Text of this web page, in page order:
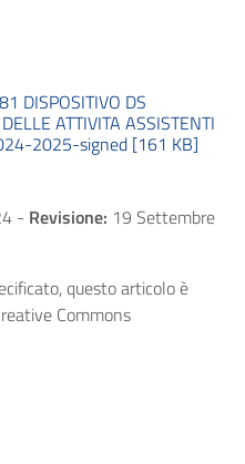
DISPOSITIVO DS
ATTIVITA ASSISTENTI
2025-signed [161 KB]
- Revisione: 19 Settembre
questo articolo è
Commons